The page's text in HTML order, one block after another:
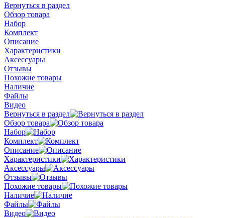
Вернуться в раздел
Обзор товара
Набор
Комплект
Описание
Характеристики
Аксессуары
Отзывы
Похожие товары
Наличие
Файлы
Видео
Вернуться в раздел
Обзор товара
Набор
Комплект
Описание
Характеристики
Аксессуары
Отзывы
Похожие товары
Наличие
Файлы
Видео